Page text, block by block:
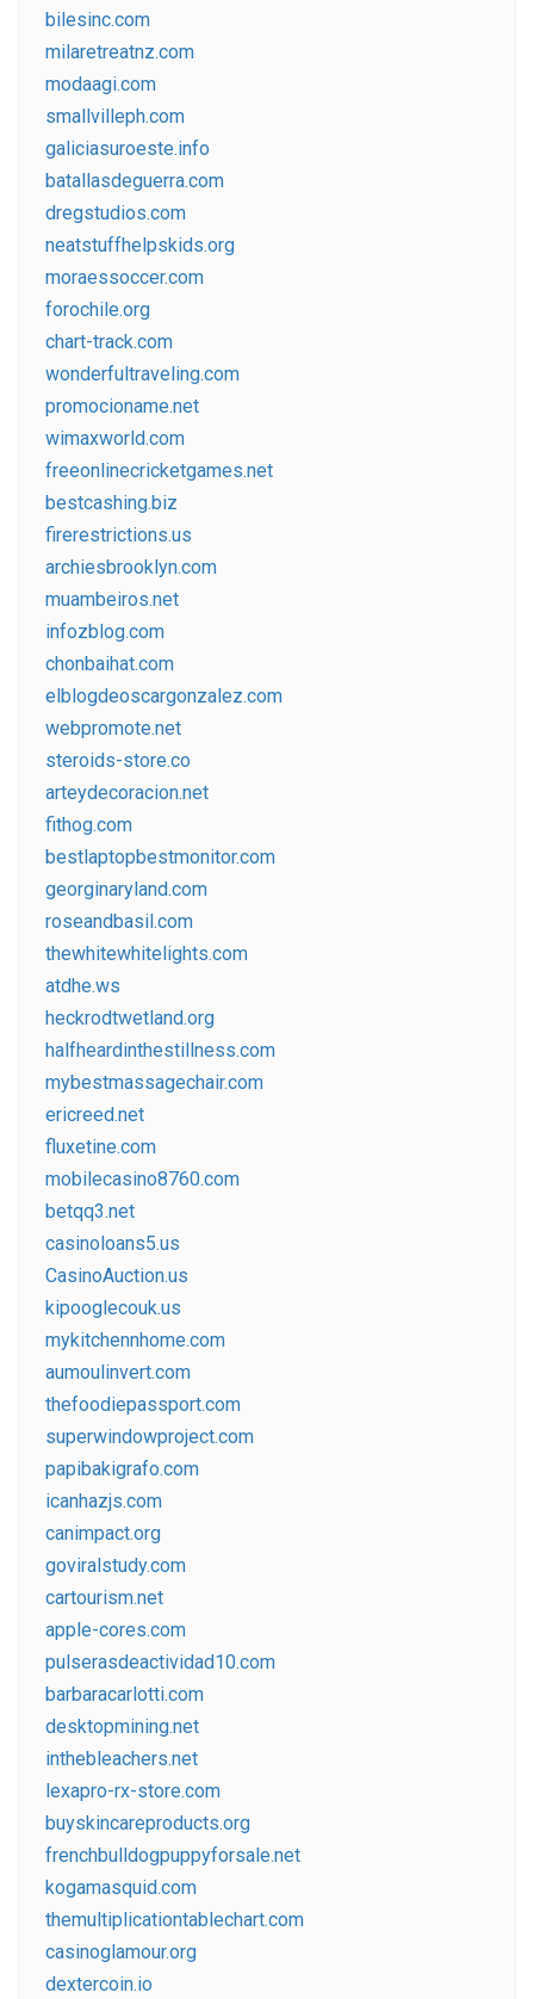
bilesinc.com
milaretreatnz.com
modaagi.com
smallvilleph.com
galiciasuroeste.info
batallasdeguerra.com
dregstudios.com
neatstuffhelpskids.org
moraessoccer.com
forochile.org
chart-track.com
wonderfultraveling.com
promocioname.net
wimaxworld.com
freeonlinecricketgames.net
bestcashing.biz
firerestrictions.us
archiesbrooklyn.com
muambeiros.net
infozblog.com
chonbaihat.com
elblogdeoscargonzalez.com
webpromote.net
steroids-store.co
arteydecoracion.net
fithog.com
bestlaptopbestmonitor.com
georginaryland.com
roseandbasil.com
thewhitewhitelights.com
atdhe.ws
heckrodtwetland.org
halfheardinthestillness.com
mybestmassagechair.com
ericreed.net
fluxetine.com
mobilecasino8760.com
betqq3.net
casinoloans5.us
CasinoAuction.us
kipooglecouk.us
mykitchennhome.com
aumoulinvert.com
thefoodiepassport.com
superwindowproject.com
papibakigrafo.com
icanhazjs.com
canimpact.org
goviralstudy.com
cartourism.net
apple-cores.com
pulserasdeactividad10.com
barbaracarlotti.com
desktopmining.net
inthebleachers.net
lexapro-rx-store.com
buyskincareproducts.org
frenchbulldogpuppyforsale.net
kogamasquid.com
themultiplicationtablechart.com
casinoglamour.org
dextercoin.io